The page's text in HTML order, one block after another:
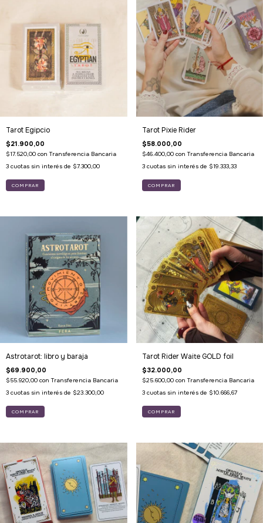
Tarot Egipcio
$21.900,00
$17.520,00 con Transferencia Bancaria
3 cuotas sin interés de $7.300,00
Tarot Pixie Rider
$58.000,00
$46.400,00 con Transferencia Bancaria
3 cuotas sin interés de $19.333,33
Astrotarot: libro y baraja
$69.900,00
$55.920,00 con Transferencia Bancaria
3 cuotas sin interés de $23.300,00
Tarot Rider Waite GOLD foil
$32.000,00
$25.600,00 con Transferencia Bancaria
3 cuotas sin interés de $10.666,67